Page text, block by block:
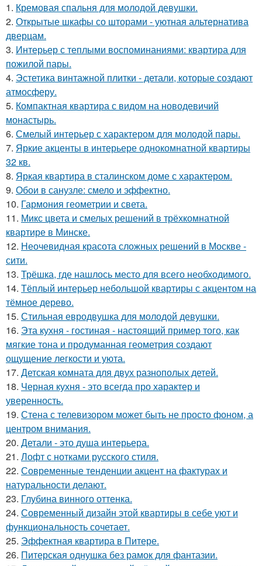
1. Кремовая спальня для молодой девушки.
2. Открытые шкафы со шторами - уютная альтернатива
дверцам.
3. Интерьер с теплыми воспоминаниями: квартира для
пожилой пары.
4. Эстетика винтажной плитки - детали, которые создают
атмосферу.
5. Компактная квартира с видом на новодевичий
монастырь.
6. Смелый интерьер с характером для молодой пары.
7. Яркие акценты в интерьере однокомнатной квартиры
32 кв.
8. Яркая квартира в сталинском доме с характером.
9. Обои в санузле: смело и эффектно.
10. Гармония геометрии и света.
11. Микс цвета и смелых решений в трёхкомнатной
квартире в Минске.
12. Неочевидная красота сложных решений в Москве -
сити.
13. Трёшка, где нашлось место для всего необходимого.
14. Тёплый интерьер небольшой квартиры с акцентом на
тёмное дерево.
15. Стильная евродвушка для молодой девушки.
16. Эта кухня - гостиная - настоящий пример того, как
мягкие тона и продуманная геометрия создают
ощущение легкости и уюта.
17. Детская комната для двух разнополых детей.
18. Черная кухня - это всегда про характер и
уверенность.
19. Стена с телевизором может быть не просто фоном, а
центром внимания.
20. Детали - это душа интерьера.
21. Лофт с нотками русского стиля.
22. Современные тенденции акцент на фактурах и
натуральности делают.
23. Глубина винного оттенка.
24. Современный дизайн этой квартиры в себе уют и
функциональность сочетает.
25. Эффектная квартира в Питере.
26. Питерская однушка без рамок для фантазии.